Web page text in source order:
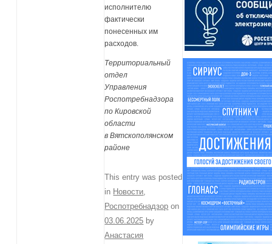
исполнителю
фактически
понесенных им
расходов.
Территориальный
отдел
Управления
Роспотребнадзора
по Кировской
области
в Вятскополянском
районе
This entry was posted
in Новости,
Роспотребнадзор on
03.06.2025 by
Анастасия